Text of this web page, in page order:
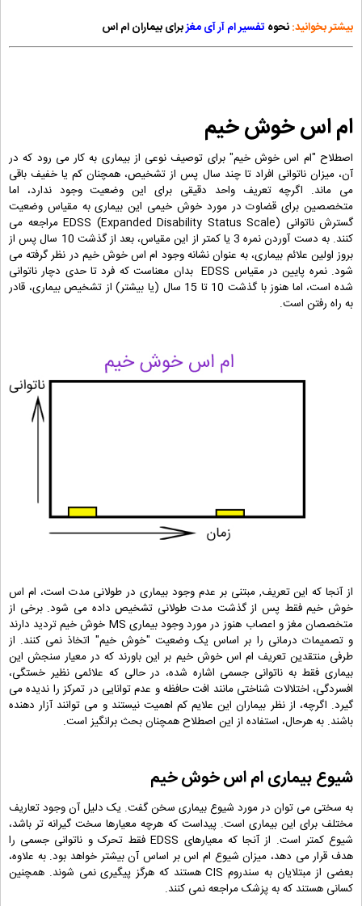
بیشتر بخوانید:نحوه تفسیر ام آر آی مغزبرای بیماران ام اس
ام اس خوش خیم
اصطلاح "ام اس خوش خیم" برای توصیف نوعی از بیماری به کار می رود که در
آن، میزان ناتوانی افراد تا چند سال پس از تشخیص، همچنان کم یا خفیف باقی
می ماند. اگرچه تعریف واحد دقیقی برای این وضعیت وجود ندارد، اما
متخصصین برای قضاوت در مورد خوش خیمی این بیماری به مقیاس وضعیت
گسترش ناتوانی EDSS (Expanded Disability Status Scale) مراجعه می
کنند. به دست آوردن نمره 3 یا کمتر از این مقیاس، بعد از گذشت 10 سال پس از
بروز اولین علائم بیماری، به عنوان نشانه وجود ام اس خوش خیم در نظر گرفته می
شود. نمره پایین در مقیاس EDSS بدان معناست که فرد تا حدی دچار ناتوانی
شده است، اما هنوز با گذشت 10 تا 15 سال (یا بیشتر) از تشخیص بیماری، قادر
به راه رفتن است.
از آنجا که این تعریف, مبتنی بر عدم وجود بیماری در طولانی مدت است، ام اس
خوش خیم فقط پس از گذشت مدت طولانی تشخیص داده می شود. برخی از
متخصصان مغز و اعصاب هنوز در مورد وجود بیماری MS خوش خیم تردید دارند
و تصمیمات درمانی را بر اساس یک وضعیت "خوش خیم" اتخاذ نمی کنند. از
طرفی منتقدین تعریف ام اس خوش خیم بر این باورند که در معیار سنجش این
بیماری فقط به ناتوانی جسمی اشاره شده، در حالی که علائمی نظیر خستگی،
افسردگی، اختلالات شناختی مانند افت حافظه و عدم توانایی در تمرکز را ندیده می
گیرد. اگرچه، از نظر بیماران این علایم کم اهمیت نیستند و می توانند آزار دهنده
باشند. به هرحال، استفاده از این اصطلاح همچنان بحث برانگیز است.
شیوع بیماری ام اس خوش خیم
به سختی می توان در مورد شیوع بیماری سخن گفت. یک دلیل آن وجود تعاریف
مختلف برای این بیماری است. پیداست که هرچه معیارها سخت گیرانه تر باشد،
شیوع کمتر است. از آنجا که معیارهای EDSS فقط تحرک و ناتوانی جسمی را
هدف قرار می دهد، میزان شیوع ام اس بر اساس آن بیشتر خواهد بود. به علاوه،
بعضی از مبتلایان به سندروم CIS هستند که هرگز پیگیری نمی شوند. همچنین
کسانی هستند که به پزشک مراجعه نمی کنند.